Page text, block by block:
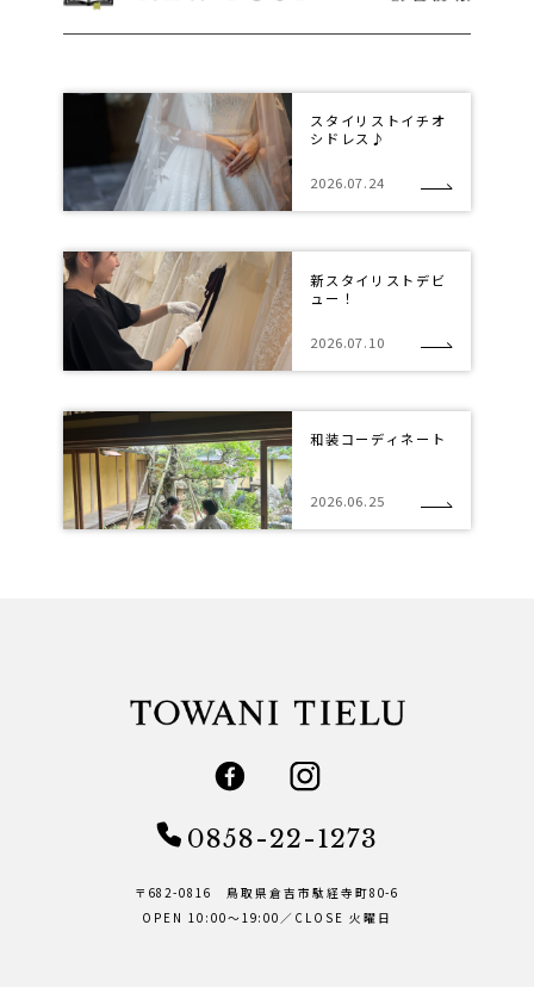
スタイリストイチオ
シドレス♪
2026.07.24
新スタイリストデビ
ュー！
2026.07.10
和装コーディネート
2026.06.25
0858-22-1273
〒682-0816 鳥取県倉吉市駄経寺町80-6
OPEN 10:00～19:00／CLOSE 火曜日